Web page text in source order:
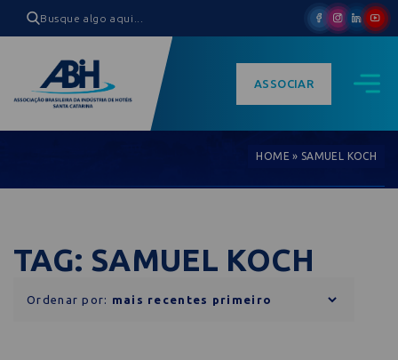
ASSOCIAR
HOME » SAMUEL KOCH
TAG: SAMUEL KOCH
Ordenar por: